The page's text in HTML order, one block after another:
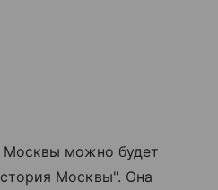
Москвы можно будет
Москвы". Она